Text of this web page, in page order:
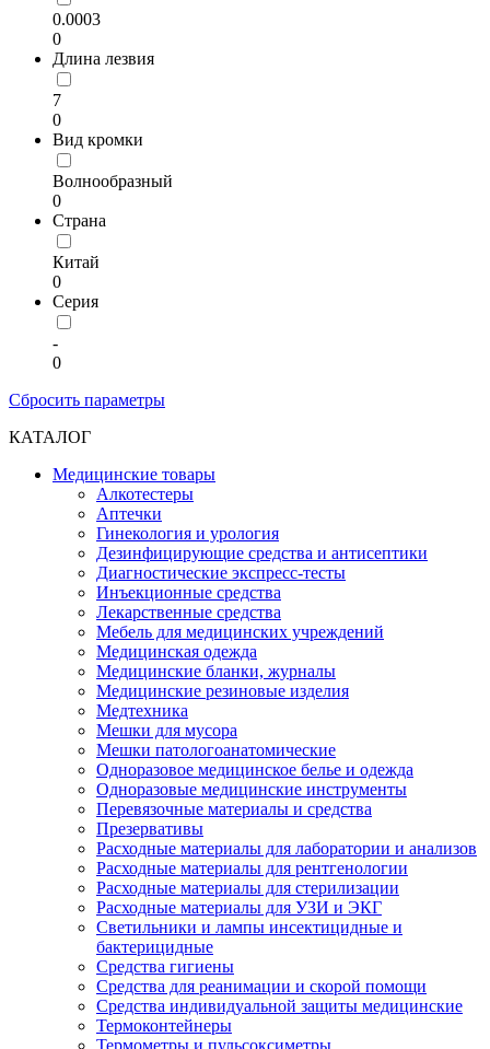
0.0003
0
Длина лезвия
7
0
Вид кромки
Волнообразный
0
Страна
Китай
0
Серия
-
0
Сбросить параметры
КАТАЛОГ
Медицинские товары
Алкотестеры
Аптечки
Гинекология и урология
Дезинфицирующие средства и антисептики
Диагностические экспресс-тесты
Инъекционные средства
Лекарственные средства
Мебель для медицинских учреждений
Медицинская одежда
Медицинские бланки, журналы
Медицинские резиновые изделия
Медтехника
Мешки для мусора
Мешки патологоанатомические
Одноразовое медицинское белье и одежда
Одноразовые медицинские инструменты
Перевязочные материалы и средства
Презервативы
Расходные материалы для лаборатории и анализов
Расходные материалы для рентгенологии
Расходные материалы для стерилизации
Расходные материалы для УЗИ и ЭКГ
Светильники и лампы инсектицидные и
бактерицидные
Средства гигиены
Средства для реанимации и скорой помощи
Средства индивидуальной защиты медицинские
Термоконтейнеры
Термометры и пульсоксиметры